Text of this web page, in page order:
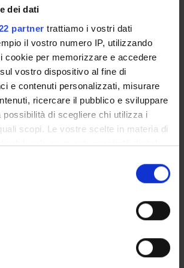
dei dati
partner trattiamo i vostri dati
il vostro numero IP, utilizzando
cookie per memorizzare e accedere
vostro dispositivo al fine di
e contenuti personalizzati, misurare
ricercare il pubblico e sviluppare
possibilità di scegliere chi utilizza i
scopi. Le vostre scelte in materia di
solo su questa proprietà digitale
il proprio consenso in qualsiasi
sui cookie o facendo clic
informazioni sulla tua posizione
un'approssimazione di qualche
PROGETTO